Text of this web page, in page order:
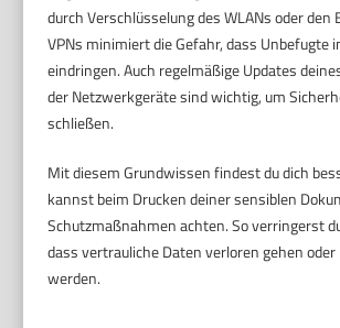
durch Verschlüsselung des WLANs oder den
VPNs minimiert die Gefahr, dass Unbefugte
eindringen. Auch regelmäßige Updates
der Netzwerkgeräte sind wichtig, um
schließen.
Mit diesem Grundwissen findest du dich
kannst beim Drucken deiner sensiblen
Schutzmaßnahmen achten. So verringerst
dass vertrauliche Daten verloren gehen
werden.